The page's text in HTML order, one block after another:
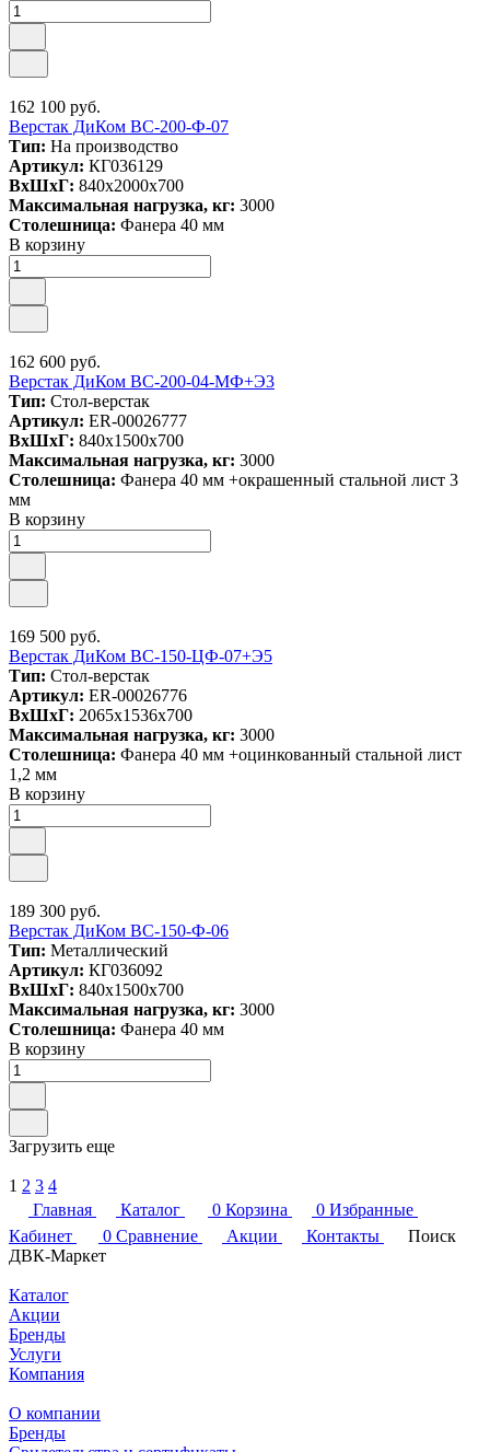
162 100 руб.
Верстак ДиКом ВС-200-Ф-07
Тип: На производство
Артикул: КГ036129
ВxШxГ: 840x2000x700
Максимальная нагрузка, кг: 3000
Столешница: Фанера 40 мм
В корзину
162 600 руб.
Верстак ДиКом ВС-200-04-МФ+Э3
Тип: Стол-верстак
Артикул: ER-00026777
ВxШxГ: 840x1500x700
Максимальная нагрузка, кг: 3000
Столешница: Фанера 40 мм +окрашенный стальной лист 3
мм
В корзину
169 500 руб.
Верстак ДиКом ВС-150-ЦФ-07+Э5
Тип: Стол-верстак
Артикул: ER-00026776
ВxШxГ: 2065x1536x700
Максимальная нагрузка, кг: 3000
Столешница: Фанера 40 мм +оцинкованный стальной лист
1,2 мм
В корзину
189 300 руб.
Верстак ДиКом ВС-150-Ф-06
Тип: Металлический
Артикул: КГ036092
ВxШxГ: 840x1500x700
Максимальная нагрузка, кг: 3000
Столешница: Фанера 40 мм
В корзину
Загрузить еще
1 2 3 4
Главная
Каталог 0 Корзина 0 Избранные
Кабинет
0 Сравнение Акции Контакты
Поиск
ДВК-Маркет
Каталог
Акции
Бренды
Услуги
Компания
О компании
Бренды